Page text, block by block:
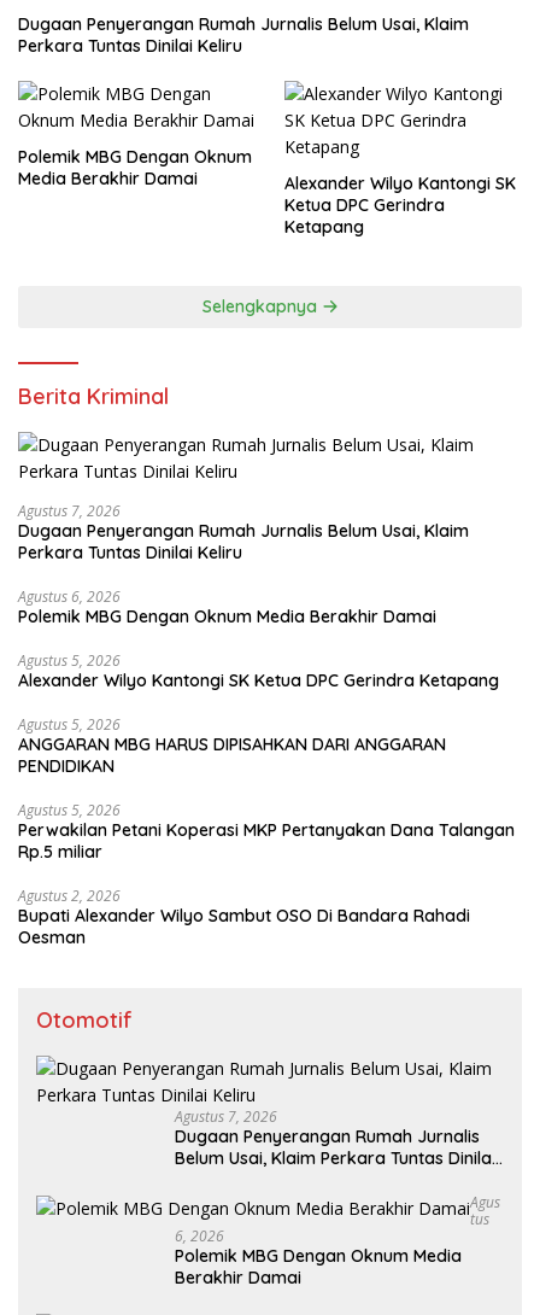
Dugaan Penyerangan Rumah Jurnalis Belum Usai, Klaim
Perkara Tuntas Dinilai Keliru
Polemik MBG Dengan Oknum
Media Berakhir Damai
Alexander Wilyo Kantongi SK
Ketua DPC Gerindra
Ketapang
Selengkapnya
Berita Kriminal
Agustus 7, 2026
Dugaan Penyerangan Rumah Jurnalis Belum Usai, Klaim
Perkara Tuntas Dinilai Keliru
Agustus 6, 2026
Polemik MBG Dengan Oknum Media Berakhir Damai
Agustus 5, 2026
Alexander Wilyo Kantongi SK Ketua DPC Gerindra Ketapang
Agustus 5, 2026
ANGGARAN MBG HARUS DIPISAHKAN DARI ANGGARAN
PENDIDIKAN
Agustus 5, 2026
Perwakilan Petani Koperasi MKP Pertanyakan Dana Talangan
Rp.5 miliar
Agustus 2, 2026
Bupati Alexander Wilyo Sambut OSO Di Bandara Rahadi
Oesman
Otomotif
Agustus 7, 2026
Dugaan Penyerangan Rumah Jurnalis
Belum Usai, Klaim Perkara Tuntas Dinilai
Agus
Tus
6, 2026
Polemik MBG Dengan Oknum Media
Berakhir Damai